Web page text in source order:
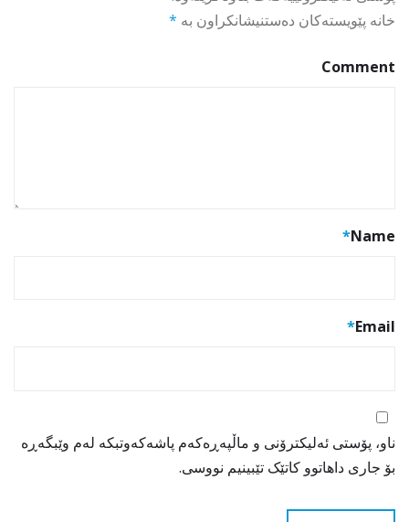
خانە پێویستەکان دەستنیشانکراون بە *
Comment
Name
*
Email
*
ناو، پۆستی ئەلیکترۆنی و ماڵپەڕەکەم پاشەکەوتبکە لەم وێبگەڕە
بۆ جاری داهاتوو کاتێک تێبینیم نووسی.